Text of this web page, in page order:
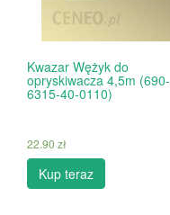
Kwazar Wężyk do
opryskiwacza 4,5m (690-
6315-40-0110)
22.90 zł
Kup teraz